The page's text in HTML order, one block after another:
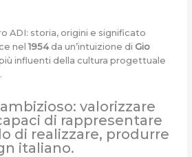
ADI: storia, origini e significato
nel1954da un’intuizione di Gio
influenti della cultura progettuale
valorizzare
di rappresentare
di realizzare, produrre
italiano.